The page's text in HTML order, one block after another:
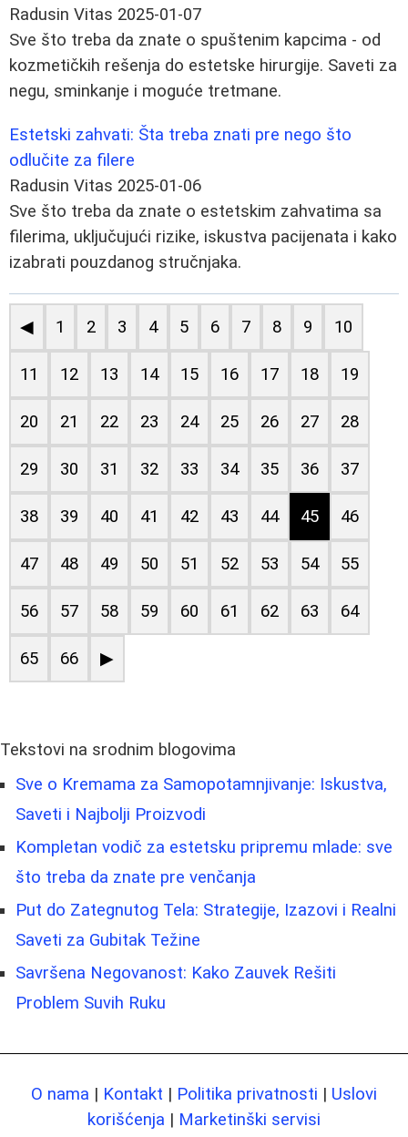
Radusin Vitas 2025-01-07
Sve što treba da znate o spuštenim kapcima - od
kozmetičkih rešenja do estetske hirurgije. Saveti za
negu, sminkanje i moguće tretmane.
Estetski zahvati: Šta treba znati pre nego što
odlučite za filere
Radusin Vitas 2025-01-06
Sve što treba da znate o estetskim zahvatima sa
filerima, uključujući rizike, iskustva pacijenata i kako
izabrati pouzdanog stručnjaka.
◀ 1 2 3 4 5 6 7 8 9 10
11 12 13 14 15 16 17 18 19
20 21 22 23 24 25 26 27 28
29 30 31 32 33 34 35 36 37
38 39 40 41 42 43 44 45 46
47 48 49 50 51 52 53 54 55
56 57 58 59 60 61 62 63 64
65 66 ▶
Tekstovi na srodnim blogovima
Sve o Kremama za Samopotamnjivanje: Iskustva,
Saveti i Najbolji Proizvodi
Kompletan vodič za estetsku pripremu mlade: sve
što treba da znate pre venčanja
Put do Zategnutog Tela: Strategije, Izazovi i Realni
Saveti za Gubitak Težine
Savršena Negovanost: Kako Zauvek Rešiti
Problem Suvih Ruku
O nama | Kontakt | Politika privatnosti | Uslovi
korišćenja | Marketinški servisi